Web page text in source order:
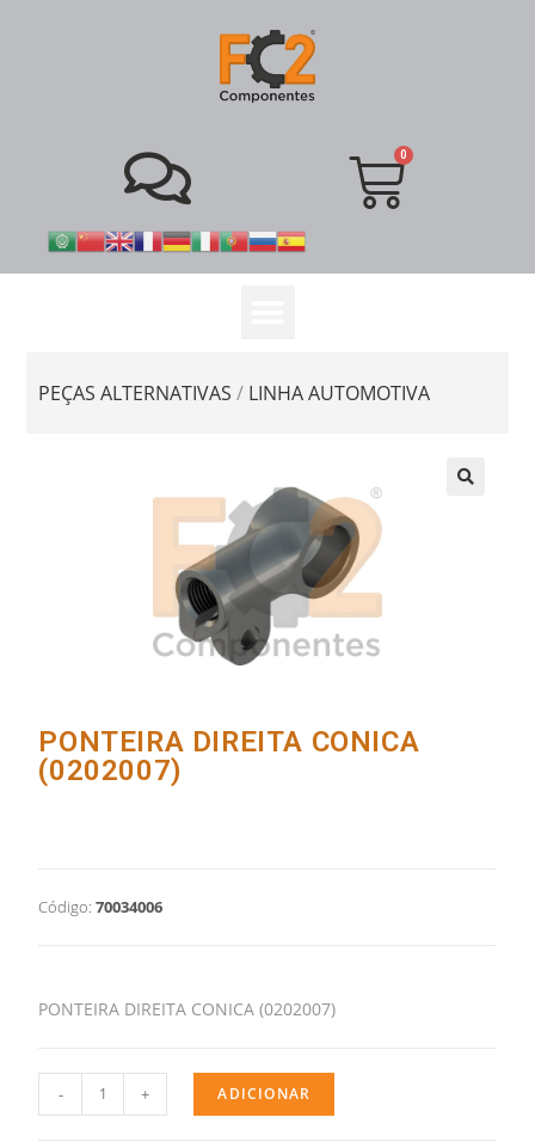
PEÇAS ALTERNATIVAS / LINHA AUTOMOTIVA
PONTEIRA DIREITA CONICA
(0202007)
Código: 70034006
PONTEIRA DIREITA CONICA (0202007)
- + ADICIONAR